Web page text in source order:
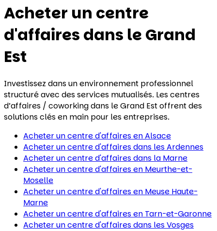
Acheter un centre
d'affaires dans le Grand
Est
Investissez dans un environnement professionnel
structuré avec des services mutualisés. Les centres
d’affaires / coworking dans le Grand Est offrent des
solutions clés en main pour les entreprises.
Acheter un centre d'affairesen Alsace
Acheter un centre d'affairesdans les Ardennes
Acheter un centre d'affairesdans la Marne
Acheter un centre d'affairesen Meurthe-et-
Moselle
Acheter un centre d'affairesen Meuse Haute-
Marne
Acheter un centre d'affairesen Tarn-et-Garonne
Acheter un centre d'affairesdans les Vosges